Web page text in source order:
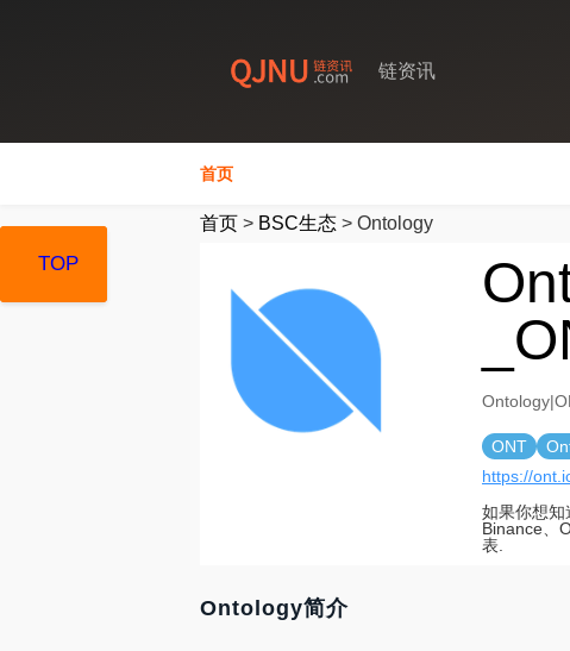
链资讯
首页
首页 > BSC生态 > Ontology
ONT
https://
如果你想
Binance、
表.
Ontology简介
TOP
TOP
TOP